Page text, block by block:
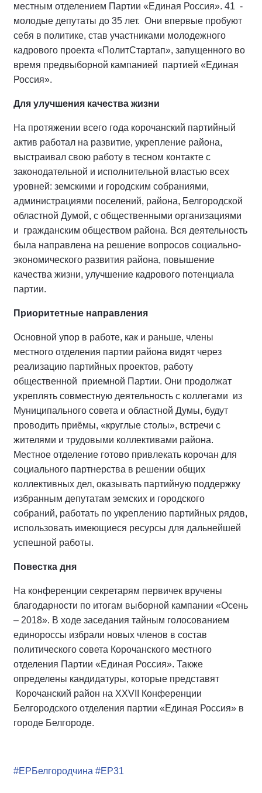
местным отделением Партии «Единая Россия». 41 -
молодые депутаты до 35 лет. Они впервые пробуют
себя в политике, став участниками молодежного
кадрового проекта «ПолитСтартап», запущенного во
время предвыборной кампанией партией «Единая
Россия».
Для улучшения качества жизни
На протяжении всего года корочанский партийный
актив работал на развитие, укрепление района,
выстраивал свою работу в тесном контакте с
законодательной и исполнительной властью всех
уровней: земскими и городским собраниями,
администрациями поселений, района, Белгородской
областной Думой, с общественными организациями
и гражданским обществом района. Вся деятельность
была направлена на решение вопросов социально-
экономического развития района, повышение
качества жизни, улучшение кадрового потенциала
партии.
Приоритетные направления
Основной упор в работе, как и раньше, члены
местного отделения партии района видят через
реализацию партийных проектов, работу
общественной приемной Партии. Они продолжат
укреплять совместную деятельность с коллегами из
Муниципального совета и областной Думы, будут
проводить приёмы, «круглые столы», встречи с
жителями и трудовыми коллективами района.
Местное отделение готово привлекать корочан для
социального партнерства в решении общих
коллективных дел, оказывать партийную поддержку
избранным депутатам земских и городского
собраний, работать по укреплению партийных рядов,
использовать имеющиеся ресурсы для дальнейшей
успешной работы.
Повестка дня
На конференции секретарям первичек вручены
благодарности по итогам выборной кампании «Осень
– 2018». В ходе заседания тайным голосованием
единороссы избрали новых членов в состав
политического совета Корочанского местного
отделения Партии «Единая Россия». Также
определены кандидатуры, которые представят
Корочанский район на XXVII Конференции
Белгородского отделения партии «Единая Россия» в
городе Белгороде.
#ЕРБелгородчина #ЕР31